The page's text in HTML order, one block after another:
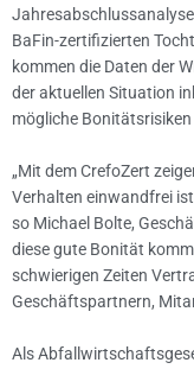
BaFin-zertifizierten
kommen die Daten der
der aktuellen Situation
mögliche
„Mit dem CrefoZert
Verhalten einwandfrei
so Michael Bolte,
diese gute Bonität
schwierigen Zeiten
Geschäftspartnern,
Als